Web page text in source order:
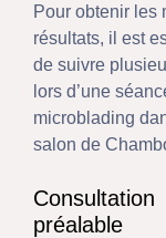
Pour obtenir les
résultats, il est
de suivre
lors d’une
microblading
salon de
Consultation
préalable